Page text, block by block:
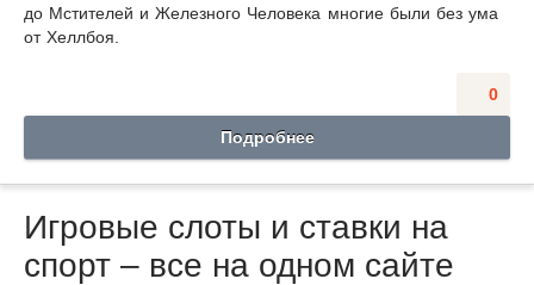
до Мстителей и Железного Человека многие были без ума
от Хеллбоя.
0
Подробнее
Игровые слоты и ставки на
спорт – все на одном сайте